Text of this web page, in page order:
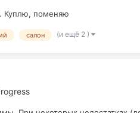
Куплю, поменяю
салон (и ещё 2 )